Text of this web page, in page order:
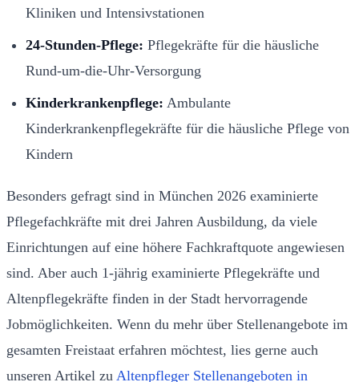
Kliniken und Intensivstationen
24-Stunden-Pflege: Pflegekräfte für die häusliche
Rund-um-die-Uhr-Versorgung
Kinderkrankenpflege: Ambulante
Kinderkrankenpflegekräfte für die häusliche Pflege von
Kindern
Besonders gefragt sind in München 2026 examinierte
Pflegefachkräfte mit drei Jahren Ausbildung, da viele
Einrichtungen auf eine höhere Fachkraftquote angewiesen
sind. Aber auch 1-jährig examinierte Pflegekräfte und
Altenpflegekräfte finden in der Stadt hervorragende
Jobmöglichkeiten. Wenn du mehr über Stellenangebote im
gesamten Freistaat erfahren möchtest, lies gerne auch
unseren Artikel zu Altenpfleger Stellenangeboten in